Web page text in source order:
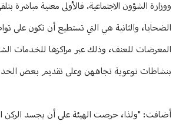
ووزارة الشؤون الاجتماعية. فالأولى معنية مباشرة
الضحايا، والثانية هي التي تستطيع أن تكون على
المعرضات للعنف، وذلك عبر مراكزها للخدمات
بنشاطات توعوية تجاههن وعلى تقديم بعض
أضافت: "ولذا، حرصت الهيئة على أن يجسد الركن